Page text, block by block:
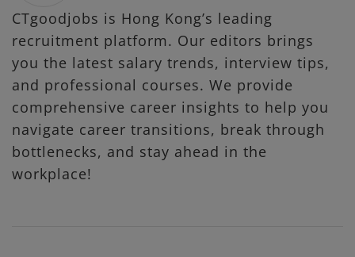
CTgoodjobs is Hong Kong’s leading
recruitment platform. Our editors brings
you the latest salary trends, interview tips,
and professional courses. We provide
comprehensive career insights to help you
navigate career transitions, break through
bottlenecks, and stay ahead in the
workplace!